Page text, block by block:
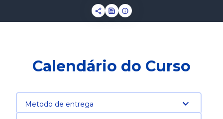
Calendário do Curso
Metodo de entrega